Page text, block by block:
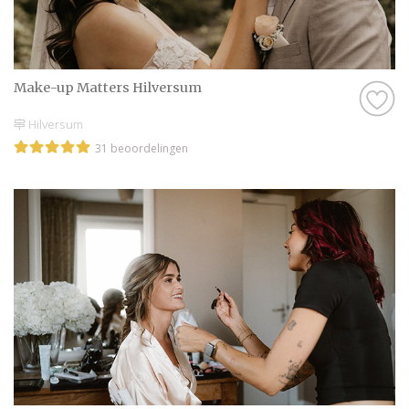
Make-up Matters Hilversum
Hilversum
31 beoordelingen